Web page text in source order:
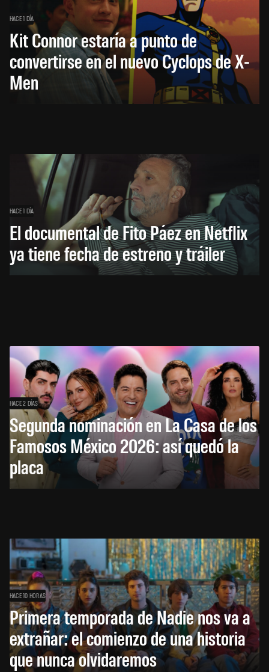
HACE 1 DÍA
Kit Connor estaría a punto de
convertirse en el nuevo Cyclops de X-
Men
HACE 1 DÍA
El documental de Fito Páez en Netflix
ya tiene fecha de estreno y tráiler
HACE 2 DÍAS
Segunda nominación en La Casa de los
Famosos México 2026: así quedó la
placa
HACE 10 HORAS
Primera temporada de Nadie nos va a
extrañar: el comienzo de una historia
que nunca olvidaremos